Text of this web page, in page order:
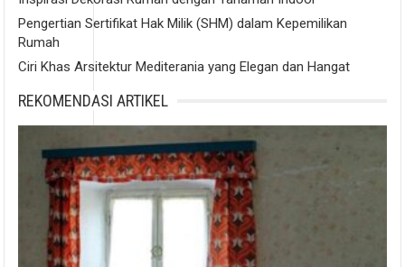
Pengertian Sertifikat Hak Milik (SHM) dalam Kepemilikan
Rumah
Ciri Khas Arsitektur Mediterania yang Elegan dan Hangat
REKOMENDASI ARTIKEL